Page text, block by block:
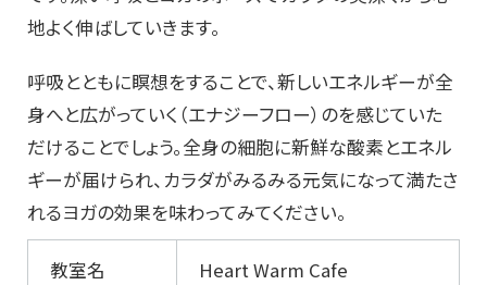
地よく伸ばしていきます。
呼吸とともに瞑想をすることで、新しいエネルギーが全
身へと広がっていく（エナジーフロー）のを感じていた
だけることでしょう。全身の細胞に新鮮な酸素とエネル
ギーが届けられ、カラダがみるみる元気になって満たさ
れるヨガの効果を味わってみてください。
教室名 Heart Warm Cafe